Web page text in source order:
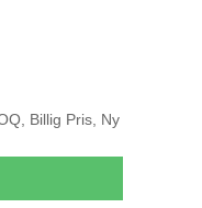
Billig Pris, Ny